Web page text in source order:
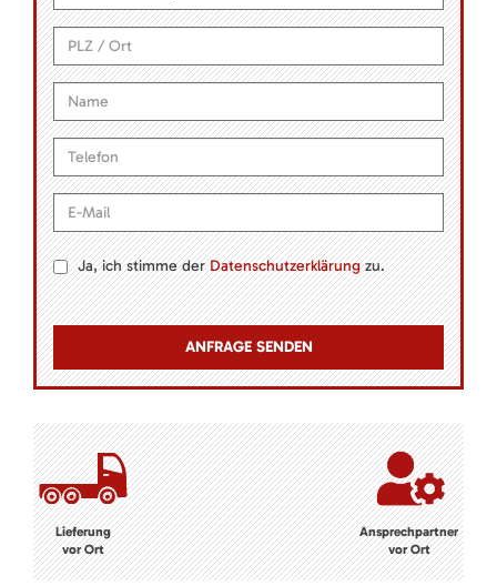
Ja, ich stimme derDatenschutzerklärungzu.
Lieferung
vor Ort
Ansprechpartner
vor Ort